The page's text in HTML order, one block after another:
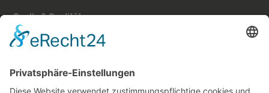
Quelle & Qualität
Produkte